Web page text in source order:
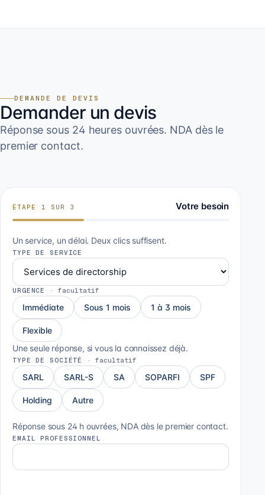
DEMANDE DE DEVIS
Demander un devis
Réponse sous 24 heures ouvrées. NDA dès le
premier contact.
ÉTAPE 1 SUR 3 Votre besoin
Un service, un délai. Deux clics suffisent.
TYPE DE SERVICE
URGENCE ·facultatif
Immédiate Sous 1 mois 1 à 3 mois
Flexible
Une seule réponse, si vous la connaissez déjà.
TYPE DE SOCIÉTÉ ·facultatif
SARL SARL-S SA SOPARFI SPF
Holding Autre
Réponse sous 24 h ouvrées, NDA dès le premier contact.
EMAIL PROFESSIONNEL